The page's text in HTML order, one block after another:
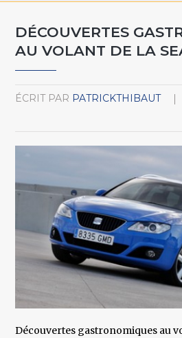
DÉCOUVERTES
AU VOLANT DE LA
ÉCRIT PAR PATRICKTHIBAUT
Découvertes gastronomiques au